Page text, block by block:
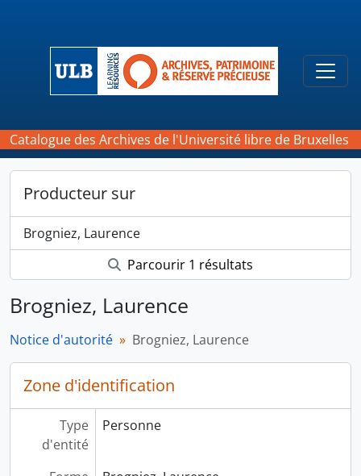
Catalogue des Archives de l'Université libre de Bruxelles
Producteur sur
Brogniez, Laurence
Parcourir 1 résultats
Brogniez, Laurence
Notice d'autorité Brogniez, Laurence
Zone d'identification
Type
d'entité
Personne